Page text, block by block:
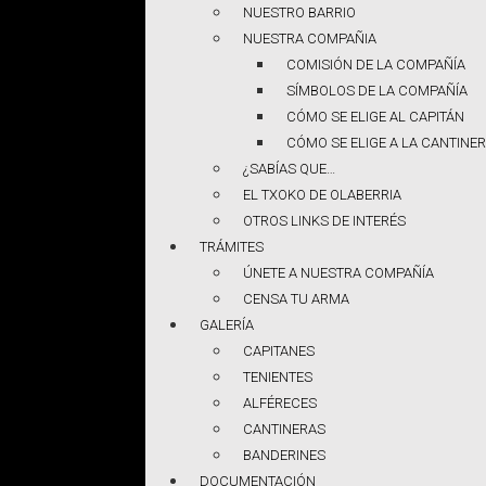
NUESTRO BARRIO
NUESTRA COMPAÑIA
COMISIÓN DE LA COMPAÑÍA
SÍMBOLOS DE LA COMPAÑÍA
CÓMO SE ELIGE AL CAPITÁN
CÓMO SE ELIGE A LA
¿SABÍAS QUE…
EL TXOKO DE OLABERRIA
OTROS LINKS DE INTERÉS
TRÁMITES
ÚNETE A NUESTRA COMPAÑÍA
CENSA TU ARMA
GALERÍA
CAPITANES
TENIENTES
ALFÉRECES
CANTINERAS
BANDERINES
DOCUMENTACIÓN